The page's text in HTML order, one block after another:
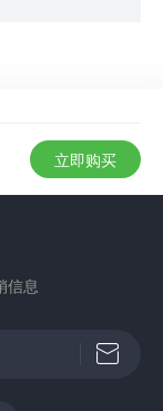
立即购买
信息